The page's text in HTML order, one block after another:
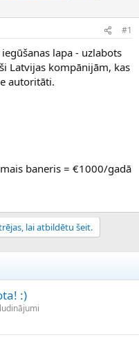
#1
lapa - uzlabots
Latvijas kompānijām, kas
autoritāti.
baneris = €1000/gadā
lai atbildētu šeit.
:)